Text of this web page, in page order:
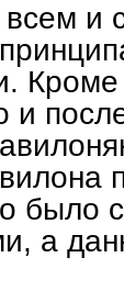
и
и
было
а